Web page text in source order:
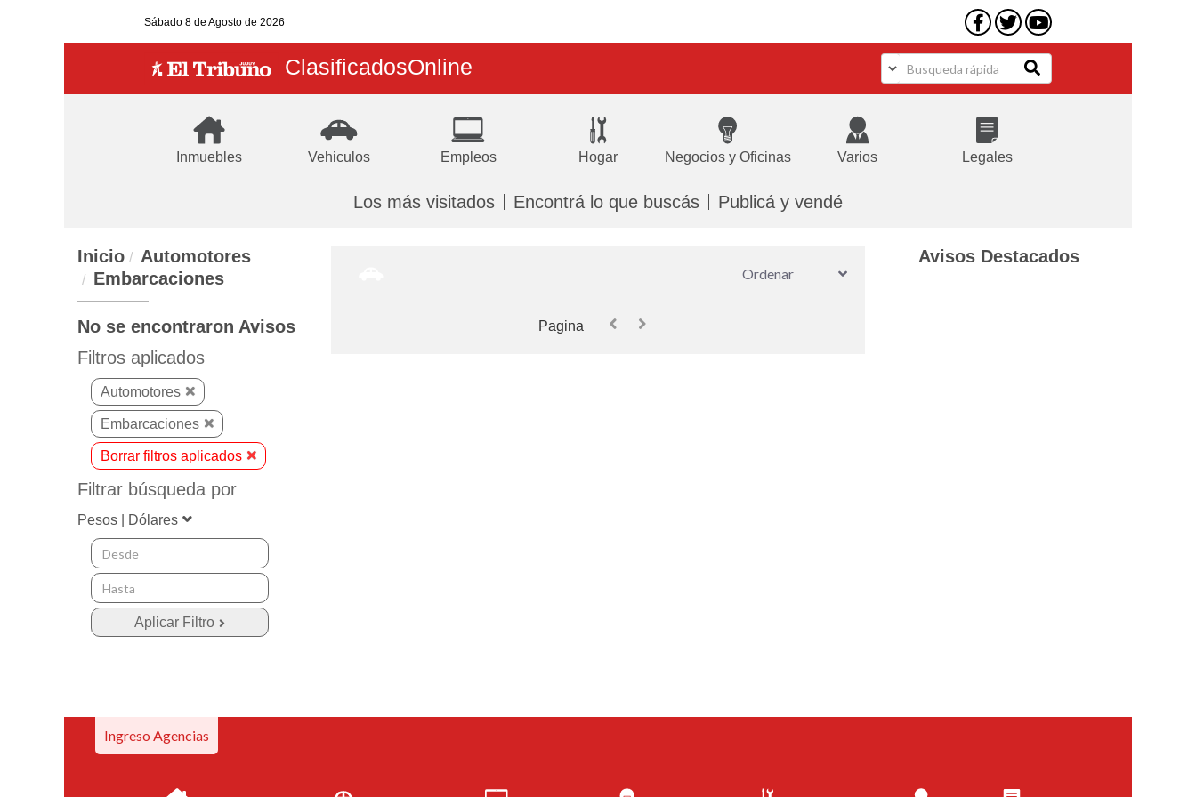
Sábado 8 de Agosto de 2026
ClasificadosOnline
Inmuebles Vehiculos Empleos Hogar Negocios y Oficinas Varios Legales
Los más visitados Encontrá lo que buscás Publicá y vendé
Inicio
Automotores
Embarcaciones
No se encontraron Avisos
Filtros aplicados
Automotores
Embarcaciones
Borrar filtros aplicados
Filtrar búsqueda por
Pesos | Dólares
Pagina
Avisos Destacados
Ingreso Agencias